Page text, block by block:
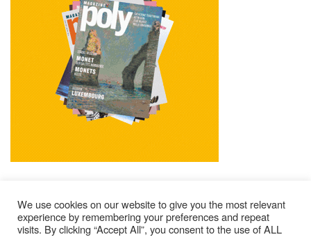
Impressum Kontakt Alle Ausgaben Lesen
We use cookies on our website to give you the most relevant
experience by remembering your preferences and repeat
visits. By clicking “Accept All”, you consent to the use of ALL